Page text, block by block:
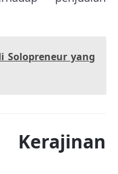
Solopreneur yang